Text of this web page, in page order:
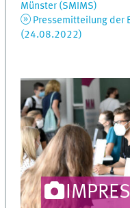
Münster (SMIMS)
Pressemitteilung der
(24.08.2022)